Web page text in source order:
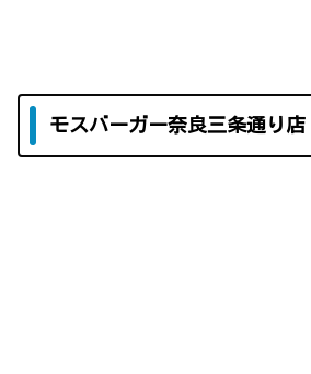
モスバーガー奈良三条通り店